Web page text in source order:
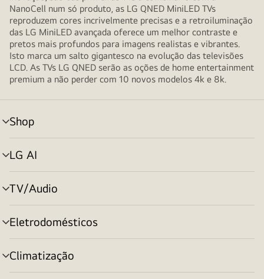
NanoCell num só produto, as LG QNED MiniLED TVs
reproduzem cores incrivelmente precisas e a retroiluminação
das LG MiniLED avançada oferece um melhor contraste e
pretos mais profundos para imagens realistas e vibrantes.
Isto marca um salto gigantesco na evolução das televisões
LCD. As TVs LG QNED serão as oções de home entertainment
premium a não perder com 10 novos modelos 4k e 8k.
Shop
alternar
menu
LG AI
alternar
menu
TV/Audio
alternar
menu
Eletrodomésticos
alternar
menu
Climatização
alternar
menu